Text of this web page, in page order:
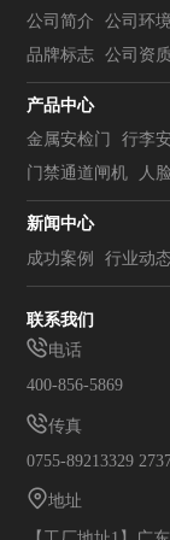
公司简介 公司环境
品牌标志 公司资质
产品中心
金属安检门
行李
门禁通道闸机
人
新闻中心
成功案例
行业动
联系我们
电话
400-856-5869
传真
0755-89213329
地址